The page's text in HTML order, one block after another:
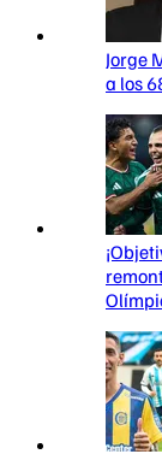
Jorge
a los